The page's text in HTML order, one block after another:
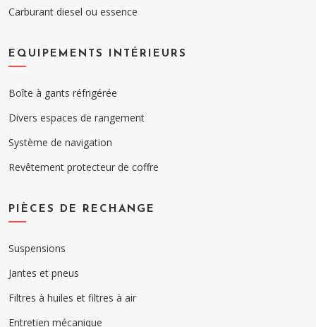
Carburant diesel ou essence
EQUIPEMENTS INTÉRIEURS
Boîte à gants réfrigérée
Divers espaces de rangement
Système de navigation
Revêtement protecteur de coffre
PIÈCES DE RECHANGE
Suspensions
Jantes et pneus
Filtres à huiles et filtres à air
Entretien mécanique